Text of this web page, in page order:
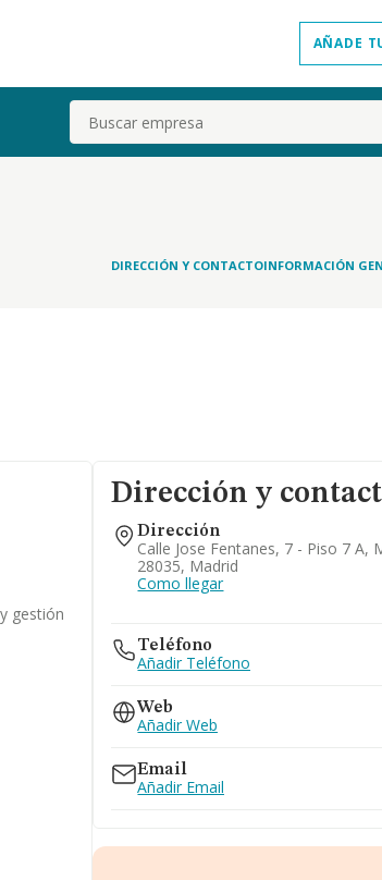
AÑADE
Buscar
DIRECCIÓN Y CONTACTOINFORMACIÓN
gestión
Dirección y
Dirección
Calle Jose Fentanes, 7 - Piso 7 A,
28035, Madrid
Como llegar
Teléfono
Añadir Teléfono
Web
Añadir Web
Email
Añadir Email